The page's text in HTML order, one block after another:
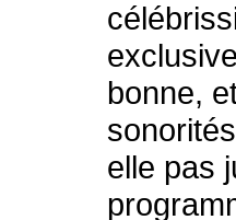
bonne,
elle pas